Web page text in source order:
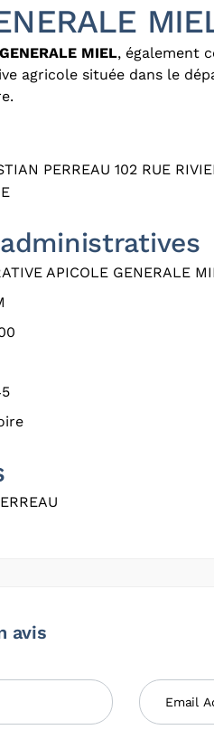
MIEL, également
agricole située dans le
PERREAU 102 RUE
APICOLE GENERALE
avis